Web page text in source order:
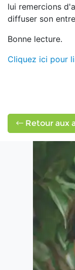
lui remercions
diffuser son
Bonne lecture.
Cliquez ici pour
Retour aux